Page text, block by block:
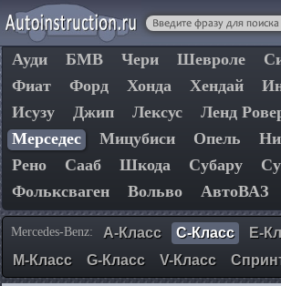
Ауди БМВ Чери Шевроле
Фиат
Форд Хонда Хендай
Исузу
Джип Лексус Ленд
Мерседес
Мицубиси Опель
Рено
Сааб Шкода Субару
Фольксваген
Вольво АвтоВАЗ
Mercedes-Benz: A-Класс C-Класс E-
М-Класс
G-Класс V-Класс